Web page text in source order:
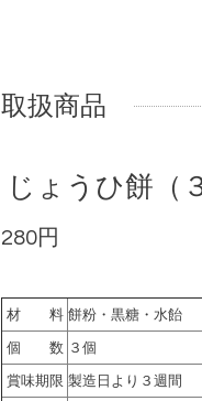
取扱商品
じょうひ餅（
280円
材 料 餅粉・黒糖・水飴
個 数 ３個
賞味期限 製造日より３週間